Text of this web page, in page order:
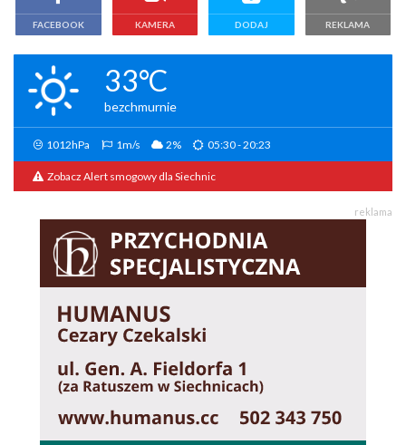
FACEBOOK KAMERA DODAJ REKLAMA
33°C
bezchmurnie
1012hPa 1m/s 2% 05:30 - 20:23
Zobacz Alert smogowy dla Siechnic
reklama